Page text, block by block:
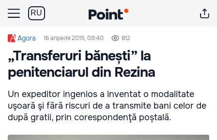
RU
Agora 16 апреля 2015, 09:40 812
„Transferuri bănești” la
penitenciarul din Rezina
Un expeditor ingenios a inventat o modalitate
uşoară şi fără riscuri de a transmite bani celor de
după gratii, prin corespondenţă poștală.